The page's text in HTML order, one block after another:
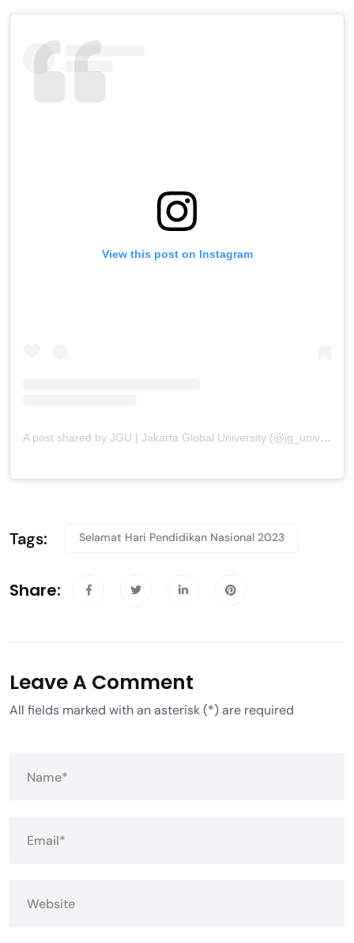
View this post on Instagram
A post shared by JGU | Jakarta Global University (@jg_university)
Tags: Selamat Hari Pendidikan Nasional 2023
Share:
Leave A Comment
All fields marked with an asterisk (*) are required